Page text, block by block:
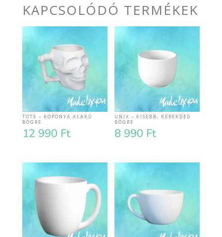
KAPCSOLÓDÓ TERMÉKEK
TOTE – KOPONYA ALAKÚ
BÖGRE
12 990 Ft
UNIX – KISEBB, KEREKDED
BÖGRE
8 990 Ft